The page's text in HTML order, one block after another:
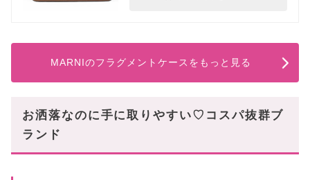
MARNIのフラグメントケースをもっと見る
お洒落なのに手に取りやすい♡コスパ抜群ブ
ランド